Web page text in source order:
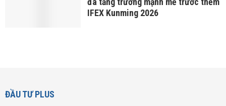
IFEX Kunming 2026
ĐẦU TƯ PLUS